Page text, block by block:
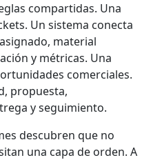
compartidas. Una
Un sistema conecta
material
y métricas. Una
comerciales.
propuesta,
y seguimiento.
descubren que no
una capa de orden. A